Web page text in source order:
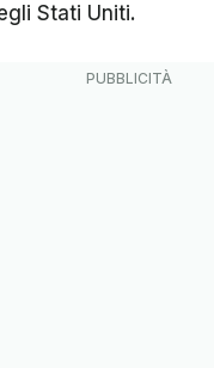
Stati Uniti.